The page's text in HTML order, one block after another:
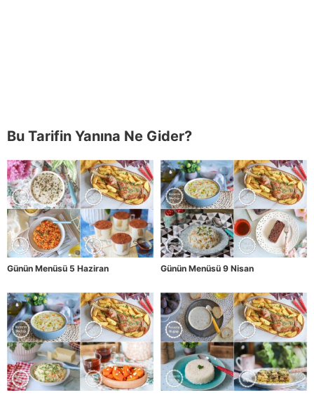
Bu Tarifin Yanına Ne Gider?
Günün Menüsü 5 Haziran Günün Menüsü 9 Nisan